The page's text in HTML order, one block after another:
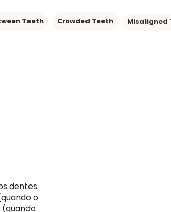
Teeth Crowded Teeth Misaligned
dentes
o